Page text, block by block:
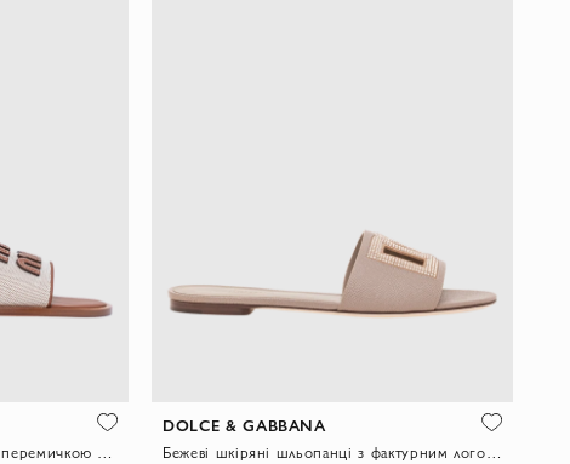
Жіночі шльопанці з широкою перемичкою із міцного фактурного бавовняного канвасу
DOLCE & GABBANA
Бежеві шкіряні шльопанці з фактурним логотипом DG